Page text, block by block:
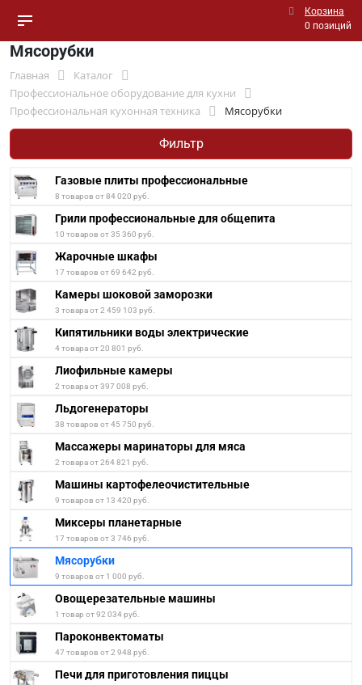
Корзина
0 позиций
Мясорубки
Главная
Каталог
Профессиональное оборудование для кухни
Профессиональная кухонная техника
Мясорубки
Фильтр
Газовые плиты профессиональные
8 товаров от 84 020 руб.
Грили профессиональные для общепита
10 товаров от 35 360 руб.
Жарочные шкафы
17 товаров от 69 642 руб.
Камеры шоковой заморозки
3 товара от 2 459 103 руб.
Кипятильники воды электрические
4 товара от 20 801 руб.
Лиофильные камеры
2 товара от 397 008 руб.
Льдогенераторы
38 товаров от 45 750 руб.
Массажеры маринаторы для мяса
2 товара от 264 821 руб.
Машины картофелеочистительные
9 товаров от 13 420 руб.
Миксеры планетарные
17 товаров от 3 746 руб.
Мясорубки
9 товаров от 1 000 руб.
Овощерезательные машины
1 товар от 92 034 руб.
Пароконвектоматы
47 товаров от 2 948 руб.
Печи для приготовления пиццы